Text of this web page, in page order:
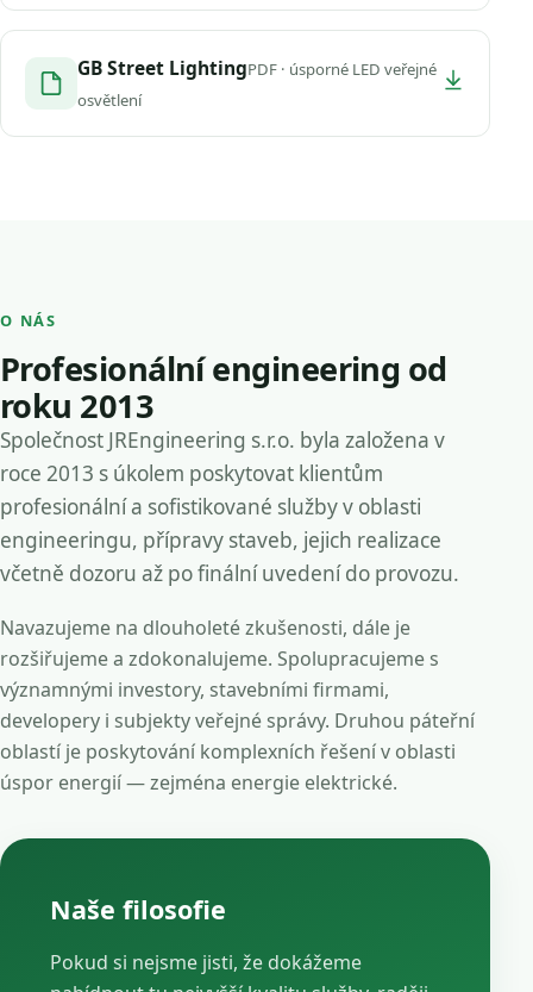
GB Street LightingPDF · úsporné LED veřejné
osvětlení
O NÁS
Profesionální engineering od
roku 2013
Společnost JREngineering s.r.o. byla založena v
roce 2013 s úkolem poskytovat klientům
profesionální a sofistikované služby v oblasti
engineeringu, přípravy staveb, jejich realizace
včetně dozoru až po finální uvedení do provozu.
Navazujeme na dlouholeté zkušenosti, dále je
rozšiřujeme a zdokonalujeme. Spolupracujeme s
významnými investory, stavebními firmami,
developery i subjekty veřejné správy. Druhou páteřní
oblastí je poskytování komplexních řešení v oblasti
úspor energií — zejména energie elektrické.
Naše filosofie
Pokud si nejsme jisti, že dokážeme